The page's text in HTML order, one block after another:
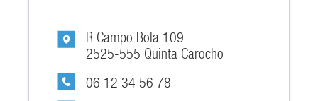
06 12 34 56 78
R Campo Bola 109
2525-555 Quinta Carocho